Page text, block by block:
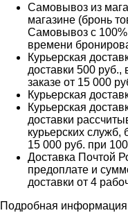
Самовывоз из
магазине (бронь
Самовывоз с 100%
времени
Курьерская
доставки 500 руб.,
заказе от 15 000
Курьерская
Курьерская
доставки
курьерских служб,
15 000 руб. при
Доставка Почтой
предоплате и
доставки от 4
Подробная информация